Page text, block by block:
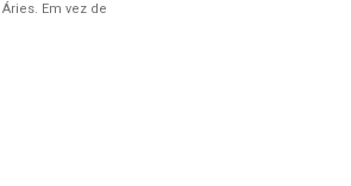
Em vez de